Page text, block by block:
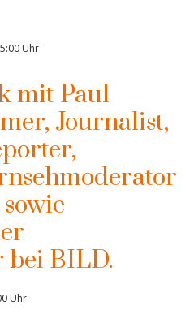
Uhr
mit Paul
Journalist,
bei BILD.
Uhr